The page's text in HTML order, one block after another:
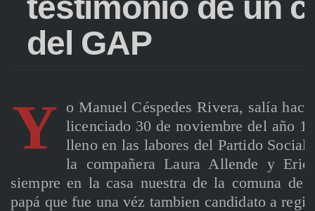
del GAP
Y o Manuel Céspedes Rivera, salía
licenciado 30 de noviembre del año
lleno en las labores del Partido
la compañera Laura Allende y Eric
siempre en la casa nuestra de la comuna de
papá que fue una véz tambien candidato a